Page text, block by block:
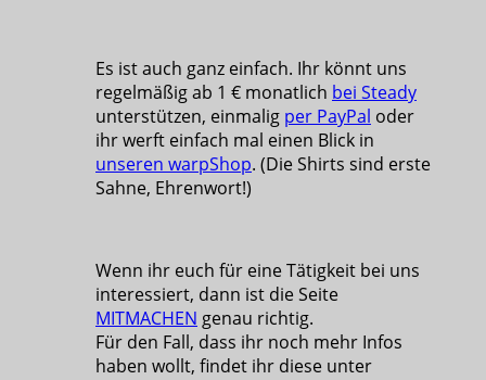
Es ist auch ganz einfach. Ihr könnt uns
regelmäßig ab 1 € monatlich bei Steady
unterstützen, einmalig per PayPal oder
ihr werft einfach mal einen Blick in
unseren warpShop. (Die Shirts sind erste
Sahne, Ehrenwort!)
Wenn ihr euch für eine Tätigkeit bei uns
interessiert, dann ist die Seite
MITMACHEN genau richtig.
Für den Fall, dass ihr noch mehr Infos
haben wollt, findet ihr diese unter